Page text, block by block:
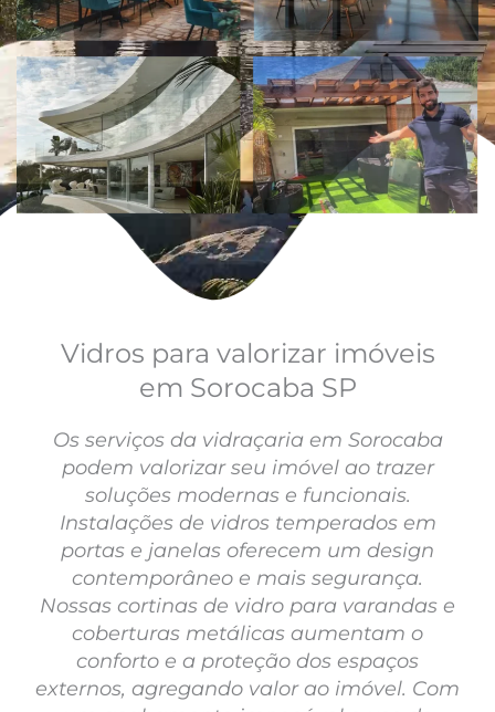
Vidros para valorizar imóveis
em Sorocaba SP
Os serviços da vidraçaria em Sorocaba
podem valorizar seu imóvel ao trazer
soluções modernas e funcionais.
Instalações de vidros temperados em
portas e janelas oferecem um design
contemporâneo e mais segurança.
Nossas cortinas de vidro para varandas e
coberturas metálicas aumentam o
conforto e a proteção dos espaços
externos, agregando valor ao imóvel. Com